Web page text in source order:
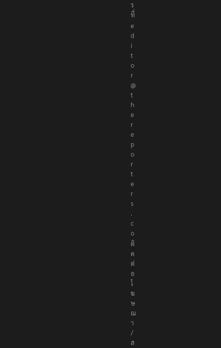
ร
ที่
e
d
i
t
o
r
@
t
h
e
r
e
p
o
r
t
e
r
s
.
c
o
ติ
ด
ต่
อ
โ
ฆ
ษ
ณ
า
/
ส